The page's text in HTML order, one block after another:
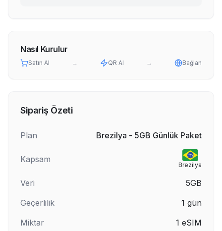
Nasıl Kurulur
Satın Al → QR Al → Bağlan
Sipariş Özeti
Plan Brezilya - 5GB Günlük Paket
Kapsam
Brezilya
Veri
5GB
Geçerlilik
1 gün
Miktar
1 eSIM